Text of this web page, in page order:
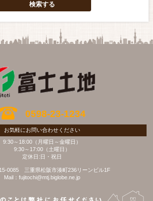
0598-23-1234
お気軽にお問い合わせください
9:30～18:00（月曜日～金曜日）
9:30～17:00（土曜日）
定休日:日・祝日
0085 三重県松阪市湊町236リーンビル1F
Mail：fujitochi@mtj.biglobe.ne.jp